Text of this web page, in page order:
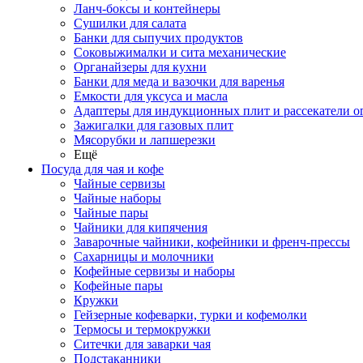
Ланч-боксы и контейнеры
Сушилки для салата
Банки для сыпучих продуктов
Соковыжималки и сита механические
Органайзеры для кухни
Банки для меда и вазочки для варенья
Емкости для уксуса и масла
Адаптеры для индукционных плит и рассекатели
Зажигалки для газовых плит
Мясорубки и лапшерезки
Ещё
Посуда для чая и кофе
Чайные сервизы
Чайные наборы
Чайные пары
Чайники для кипячения
Заварочные чайники, кофейники и френч-прессы
Сахарницы и молочники
Кофейные сервизы и наборы
Кофейные пары
Кружки
Гейзерные кофеварки, турки и кофемолки
Термосы и термокружки
Ситечки для заварки чая
Подстаканники